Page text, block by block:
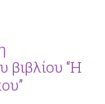
βιβλίου “Η